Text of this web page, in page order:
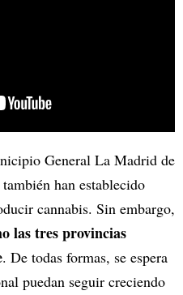
General La Madrid de
han establecido
cannabis. Sin embargo,
las tres provincias
. De todas formas, se espera
puedan seguir creciendo